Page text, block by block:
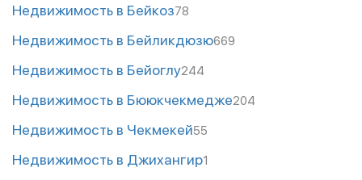
Недвижимость в Бейкоз78
Недвижимость в Бейликдюзю669
Недвижимость в Бейоглу244
Недвижимость в Бююкчекмедже204
Недвижимость в Чекмекей55
Недвижимость в Джихангир1